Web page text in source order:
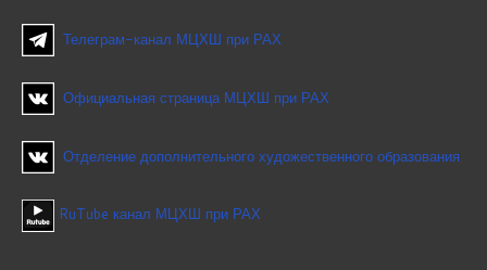
Телеграм-канал МЦХШ при РАХ
Официальная страница МЦХШ при РАХ
Отделение дополнительного художественного образования
RuTube канал МЦХШ при РАХ